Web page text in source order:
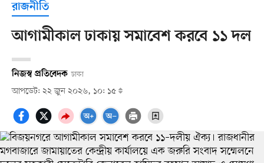
রাজনীতি
আগামীকাল ঢাকায় সমাবেশ করবে ১১ দল
নিজস্ব প্রতিবেদক ঢাকা
আপডেট: ২২ জুন ২০২৬, ১০: ১৫